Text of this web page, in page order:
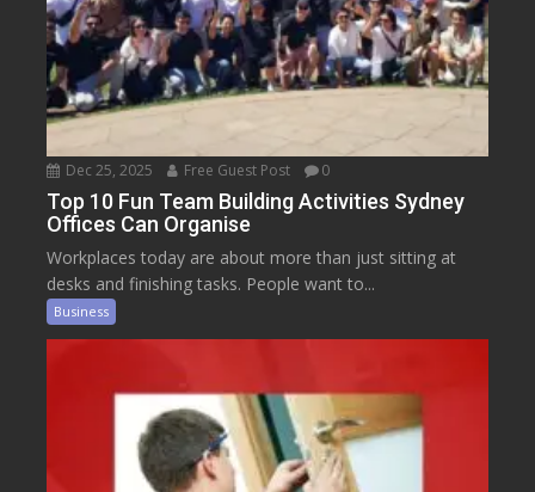
Dec 25, 2025 Free Guest Post 0
Top 10 Fun Team Building Activities Sydney
Offices Can Organise
Workplaces today are about more than just sitting at
desks and finishing tasks. People want to...
Business